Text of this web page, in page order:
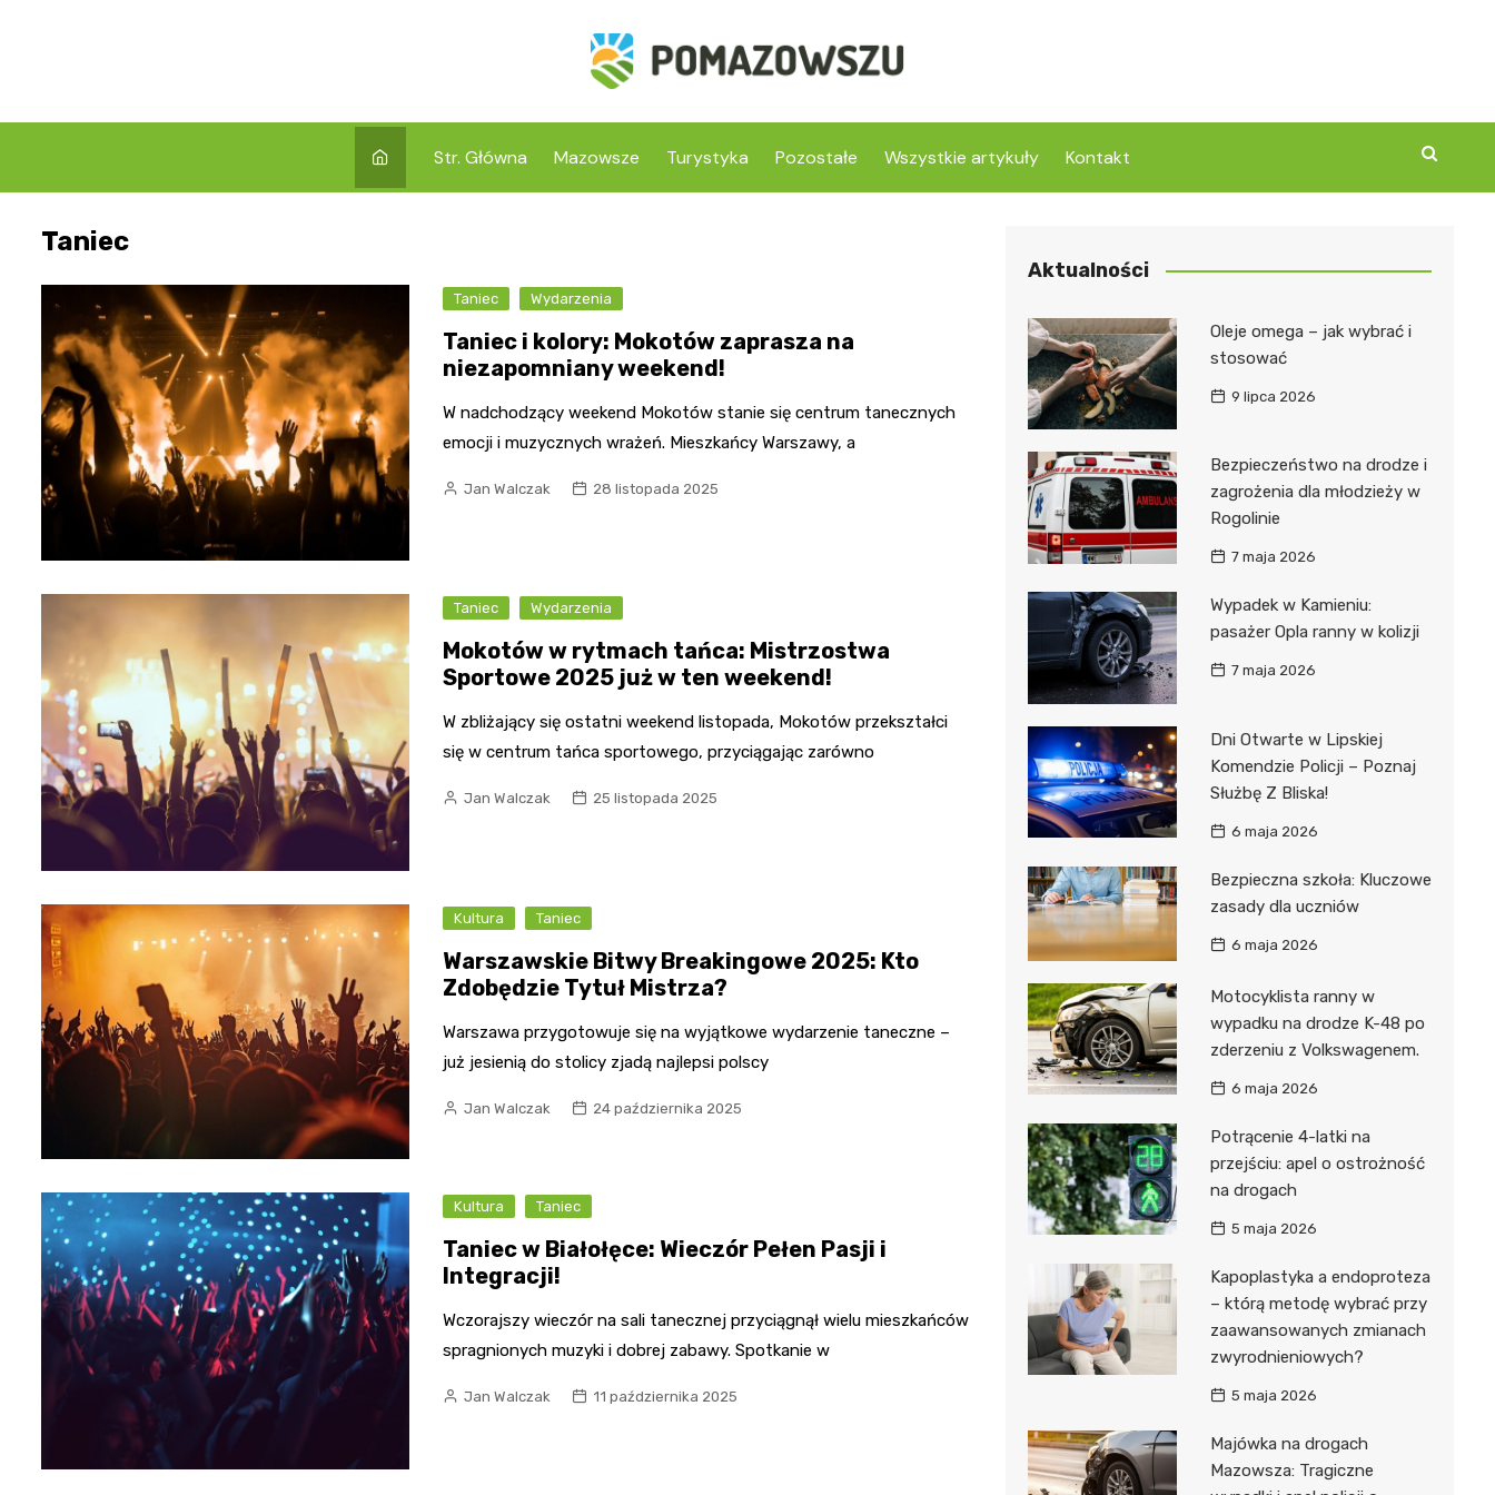
Str. Główna Mazowsze Turystyka Pozostałe Wszystkie artykuły Kontakt
Taniec
Taniec Wydarzenia
Taniec i kolory: Mokotów zaprasza na
niezapomniany weekend!
W nadchodzący weekend Mokotów stanie się centrum tanecznych
emocji i muzycznych wrażeń. Mieszkańcy Warszawy, a
Jan Walczak 28 listopada 2025
Taniec Wydarzenia
Mokotów w rytmach tańca: Mistrzostwa
Sportowe 2025 już w ten weekend!
W zbliżający się ostatni weekend listopada, Mokotów przekształci
się w centrum tańca sportowego, przyciągając zarówno
Jan Walczak 25 listopada 2025
Kultura Taniec
Warszawskie Bitwy Breakingowe 2025: Kto
Zdobędzie Tytuł Mistrza?
Warszawa przygotowuje się na wyjątkowe wydarzenie taneczne –
już jesienią do stolicy zjadą najlepsi polscy
Jan Walczak 24 października 2025
Kultura Taniec
Taniec w Białołęce: Wieczór Pełen Pasji i
Integracji!
Wczorajszy wieczór na sali tanecznej przyciągnął wielu mieszkańców
spragnionych muzyki i dobrej zabawy. Spotkanie w
Jan Walczak 11 października 2025
Aktualności
Oleje omega – jak wybrać i
stosować
9 lipca 2026
Bezpieczeństwo na drodze i
zagrożenia dla młodzieży w
Rogolinie
7 maja 2026
Wypadek w Kamieniu:
pasażer Opla ranny w kolizji
7 maja 2026
Dni Otwarte w Lipskiej
Komendzie Policji – Poznaj
Służbę Z Bliska!
6 maja 2026
Bezpieczna szkoła: Kluczowe
zasady dla uczniów
6 maja 2026
Motocyklista ranny w
wypadku na drodze K-48 po
zderzeniu z Volkswagenem.
6 maja 2026
Potrącenie 4-latki na
przejściu: apel o ostrożność
na drogach
5 maja 2026
Kapoplastyka a endoproteza
– którą metodę wybrać przy
zaawansowanych zmianach
zwyrodnieniowych?
5 maja 2026
Majówka na drogach
Mazowsza: Tragiczne